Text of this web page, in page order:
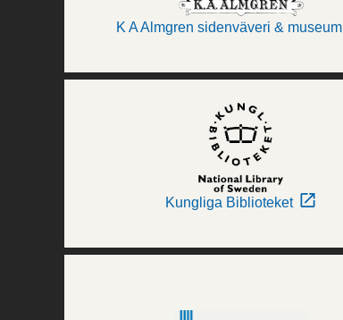
K A Almgren sidenväveri & museum
Kungliga Biblioteket